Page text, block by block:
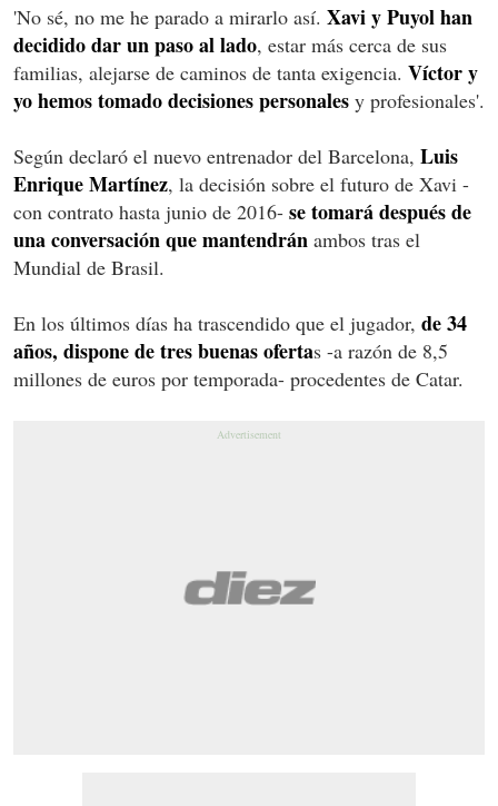
'No sé, no me he parado a mirarlo así. Xavi y Puyol han
decidido dar un paso al lado, estar más cerca de sus
familias, alejarse de caminos de tanta exigencia. Víctor y
yo hemos tomado decisiones personales y profesionales'.
Según declaró el nuevo entrenador del Barcelona, Luis
Enrique Martínez, la decisión sobre el futuro de Xavi -
con contrato hasta junio de 2016- se tomará después de
una conversación que mantendrán ambos tras el
Mundial de Brasil.
En los últimos días ha trascendido que el jugador, de 34
años, dispone de tres buenas ofertas -a razón de 8,5
millones de euros por temporada- procedentes de Catar.